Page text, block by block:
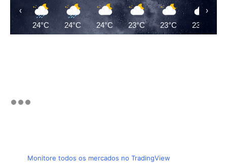
24°C 24°C 24°C 23°C 23°C 23°C
‹ ›
Monitore todos os mercados no TradingView